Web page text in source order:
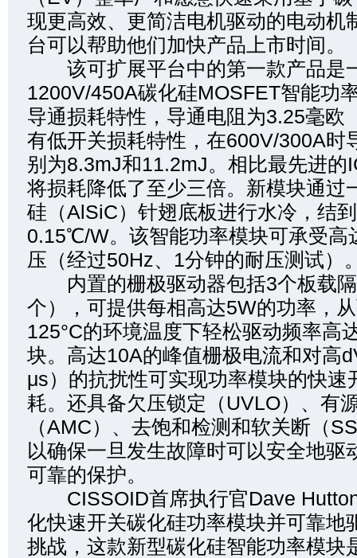
现更高效、更简洁电机驱动的电动机
台可以帮助他们加快产品上市时间。
该可扩展平台中的第一款产品是
1200V/450A碳化硅MOSFET智能功
导通损耗特性，导通电阻为3.25毫欧
有低开关损耗特性，在600V/300A时
别为8.3mJ和11.2mJ。相比最先进的
将损耗降低了至少三倍。新模块通过
硅（AlSiC）针翅底板进行水冷，结
0.15℃/W。该智能功率模块可承受高
压（经过50Hz、1分钟的耐压测试）
内置的栅极驱动器包括3个板载隔
个），可提供每相高达5W的功率，
125°C的环境温度下轻松驱动频率高
块。高达10A的峰值栅极电流和对高
μs）的抗扰性可实现功率模块的快速
耗。还具备欠压锁定（UVLO）、有
（AMC）、去饱和检测和软关断（
以确保一旦发生故障时可以安全地驱
可靠的保护。
CISSOID首席执行官Dave
化快速开关碳化硅功率模块并可靠地
挑战，这款新型碳化硅智能功率模块